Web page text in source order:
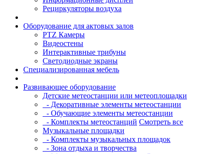
Рециркуляторы воздуха
Оборудование для актовых залов
PTZ Камеры
Видеостены
Интерактивные трибуны
Светодиодные экраны
Специализированная мебель
Развивающее оборудование
Детские метеостанции или метеоплощадки
- Декоративные элементы метеостанции
- Обучающие элементы метеостанции
- Комплекты метеостанций Смотреть все
Музыкальные площадки
- Комплекты музыкальных площадок
- Зона отдыха и творчества